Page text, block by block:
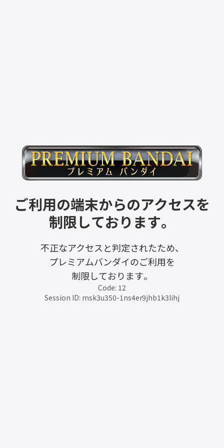
ご利用の端末からのアクセスを
制限しております。
不正なアクセスと判定されたため、
プレミアムバンダイのご利用を
制限しております。
Code: 12
Session ID: msk3u350-1ns4er9jhb1k3lihj